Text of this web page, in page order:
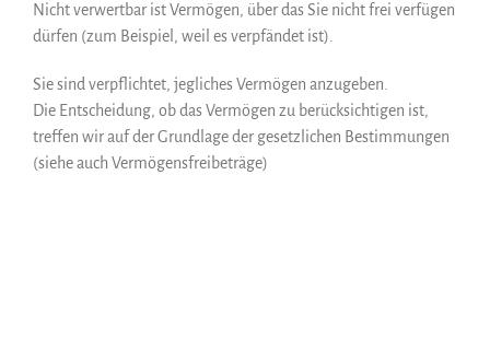
Nicht verwertbar ist Vermögen, über das Sie nicht frei verfügen
dürfen (zum Beispiel, weil es verpfändet ist).
Sie sind verpflichtet, jegliches Vermögen anzugeben.
Die Entscheidung, ob das Vermögen zu berücksichtigen ist,
treffen wir auf der Grundlage der gesetzlichen Bestimmungen
(siehe auch Vermögensfreibeträge)